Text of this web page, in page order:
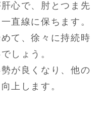
心で、肘とつま先
直線に保ちます。
て、徐々に持続時
しょう。
が良くなり、他の
上します。